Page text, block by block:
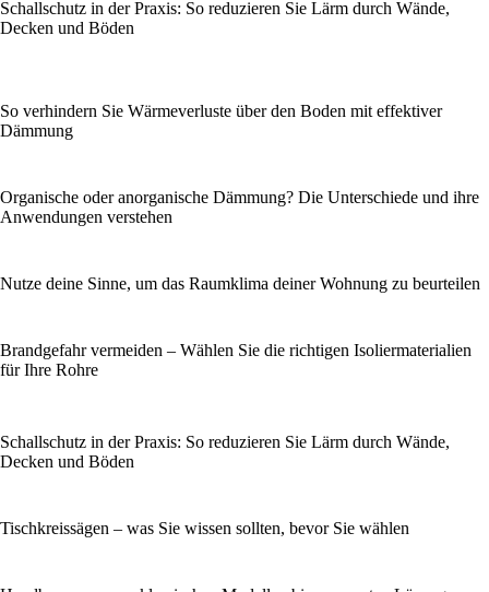
Schallschutz in der Praxis: So reduzieren Sie Lärm durch Wände,
Decken und Böden
So verhindern Sie Wärmeverluste über den Boden mit effektiver
Dämmung
Organische oder anorganische Dämmung? Die Unterschiede und ihre
Anwendungen verstehen
Nutze deine Sinne, um das Raumklima deiner Wohnung zu beurteilen
Brandgefahr vermeiden – Wählen Sie die richtigen Isoliermaterialien
für Ihre Rohre
Schallschutz in der Praxis: So reduzieren Sie Lärm durch Wände,
Decken und Böden
Tischkreissägen – was Sie wissen sollten, bevor Sie wählen